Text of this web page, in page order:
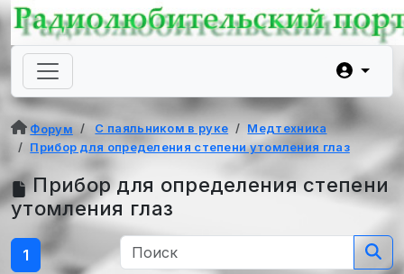
Форум С паяльником в руке
Медтехника
Прибор для определения степени утомления глаз
Прибор для определения степени
утомления глаз
1